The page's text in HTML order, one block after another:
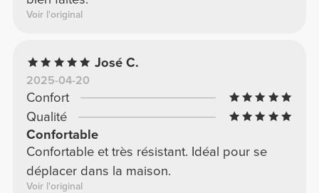
Voir l'original
José C.
2025-04-20
Confort
Qualité
Confortable
Confortable et très résistant. Idéal pour se
déplacer dans la maison.
Voir l'original